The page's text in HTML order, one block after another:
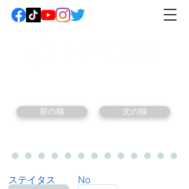
前の猫 次の猫
ステイタス No